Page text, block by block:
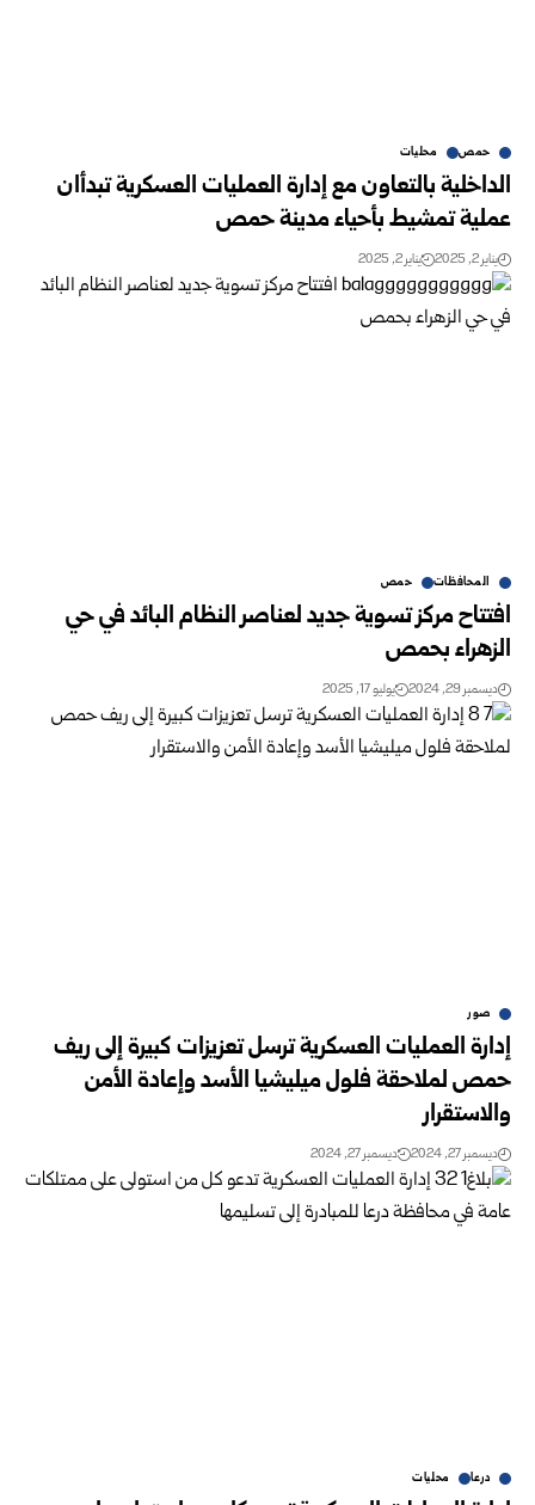
حمص محليات
الداخلية بالتعاون مع إدارة العمليات العسكرية تبدأان
عملية تمشيط بأحياء مدينة حمص
يناير 2, 2025 يناير 2, 2025
المحافظات حمص
افتتاح مركز تسوية جديد لعناصر النظام البائد في حي
الزهراء بحمص
ديسمبر 29, 2024 يوليو 17, 2025
صور
إدارة العمليات العسكرية ترسل تعزيزات كبيرة إلى ريف
حمص لملاحقة فلول ميليشيا الأسد وإعادة الأمن
والاستقرار
ديسمبر 27, 2024 ديسمبر 27, 2024
درعا محليات